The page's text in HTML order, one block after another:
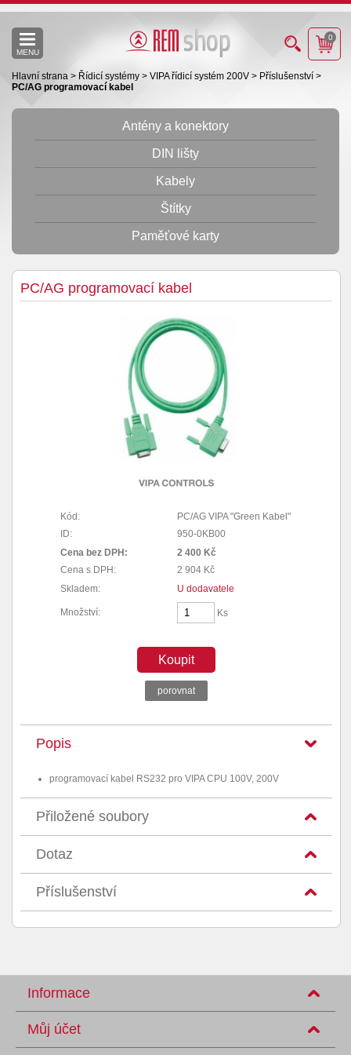
MENU
0
Hlavní strana > Řídicí systémy > VIPA řídicí systém 200V > Příslušenství >
PC/AG programovací kabel
Antény a konektory
DIN lišty
Kabely
Štítky
Paměťové karty
PC/AG programovací kabel
Kód:
PC/AG VIPA "Green Kabel"
ID:
950-0KB00
Cena bez DPH:
2 400 Kč
Cena s DPH:
2 904 Kč
Skladem:
U dodavatele
Množství: Ks
Koupit
porovnat
Popis
programovací kabel RS232 pro VIPA CPU 100V, 200V
Přiložené soubory
Dotaz
Příslušenství
Informace
Můj účet